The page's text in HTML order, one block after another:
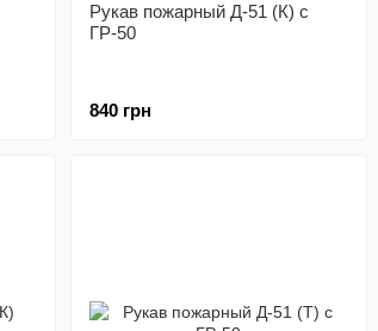
Рукав пожарный Д-51 (К) с
ГР-50
840 грн